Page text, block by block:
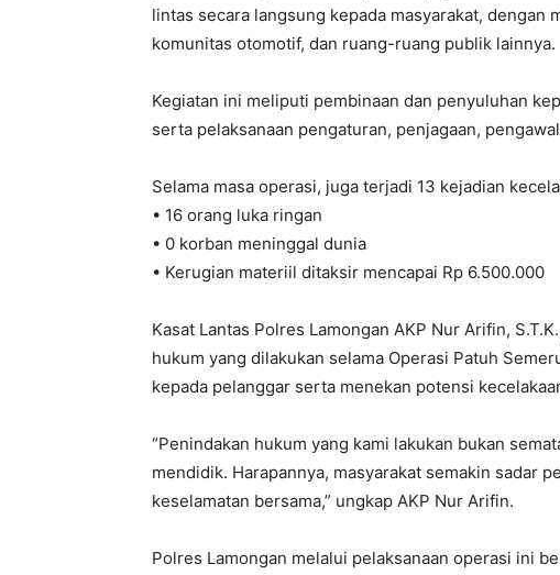
lintas secara langsung kepada masyarakat,
komunitas otomotif, dan ruang-ruang publik lainnya.
Kegiatan ini meliputi pembinaan dan penyuluhan
serta pelaksanaan pengaturan, penjagaan,
Selama masa operasi, juga terjadi 13 kejadian
• 16 orang luka ringan
• 0 korban meninggal dunia
• Kerugian materiil ditaksir mencapai Rp 6.500.000
Kasat Lantas Polres Lamongan AKP Nur Arifin,
hukum yang dilakukan selama Operasi Patuh
kepada pelanggar serta menekan potensi
“Penindakan hukum yang kami lakukan bukan
mendidik. Harapannya, masyarakat semakin sadar
keselamatan bersama,” ungkap AKP Nur Arifin.
Polres Lamongan melalui pelaksanaan operasi ini